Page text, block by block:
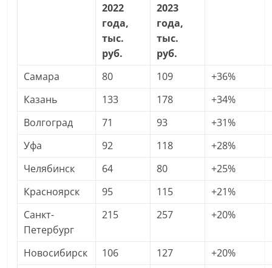
2022
года,
тыс.
руб.
2023
года,
тыс.
руб.
Самара 80 109
+36%
Казань
133 178
+34%
Волгоград
71 93
+31%
Уфа
92 118
+28%
Челябинск
64 80
+25%
Красноярск
95 115
+21%
Санкт-
Петербург
215 257 +20%
Новосибирск 106 127
+20%